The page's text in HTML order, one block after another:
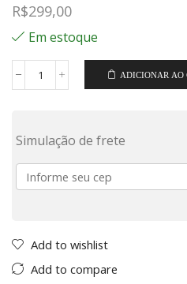
R$299,00
Em estoque
ADICIONAR AO
Simulação de frete
Add to wishlist
Add to compare